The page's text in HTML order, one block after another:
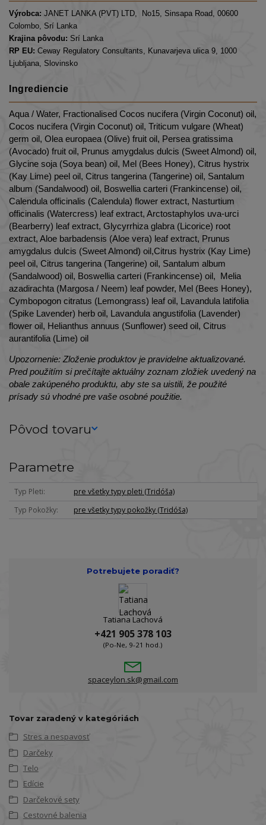
Výrobca: JANET LANKA (PVT) LTD, No15, Sinsapa Road, 00600
Colombo, Srí Lanka
Krajina pôvodu: Srí Lanka
RP EU: Ceway Regulatory Consultants, Kunavarjeva ulica 9, 1000
Ljubljana, Slovinsko
Ingrediencie
Aqua / Water, Fractionalised Cocos nucifera (Virgin Coconut) oil,
Cocos nucifera (Virgin Coconut) oil, Triticum vulgare (Wheat)
germ oil, Olea europaea (Olive) fruit oil, Persea gratissima
(Avocado) fruit oil, Prunus amygdalus dulcis (Sweet Almond) oil,
Glycine soja (Soya bean) oil, Mel (Bees Honey), Citrus hystrix
(Kay Lime) peel oil, Citrus tangerina (Tangerine) oil, Santalum
album (Sandalwood) oil, Boswellia carteri (Frankincense) oil,
Calendula officinalis (Calendula) flower extract, Nasturtium
officinalis (Watercress) leaf extract, Arctostaphylos uva-urci
(Bearberry) leaf extract, Glycyrrhiza glabra (Licorice) root
extract, Aloe barbadensis (Aloe vera) leaf extract, Prunus
amygdalus dulcis (Sweet Almond) oil,Citrus hystrix (Kay Lime)
peel oil, Citrus tangerina (Tangerine) oil, Santalum album
(Sandalwood) oil, Boswellia carteri (Frankincense) oil, Melia
azadirachta (Margosa / Neem) leaf powder, Mel (Bees Honey),
Cymbopogon citratus (Lemongrass) leaf oil, Lavandula latifolia
(Spike Lavender) herb oil, Lavandula angustifolia (Lavender)
flower oil, Helianthus annuus (Sunflower) seed oil, Citrus
aurantifolia (Lime) oil
Upozornenie: Zloženie produktov je pravidelne aktualizované.
Pred použitím si prečítajte aktuálny zoznam zložiek uvedený na
obale zakúpeného produktu, aby ste sa uistili, že použité
prísady sú vhodné pre vaše osobné použitie.
Pôvod tovaru
Parametre
Typ Pleti
pre všetky typy pleti (Tridóša)
Typ Pokožky
pre všetky typy pokožky (Tridóša)
Potrebujete poradiť?
Tatiana Lachová
+421 905 378 103
(Po-Ne, 9-21 hod.)
spaceylon.sk@gmail.com
Tovar zaradený v kategóriách
Stres a nespavosť
Darčeky
Telo
Edície
Darčekové sety
Cestovné balenia